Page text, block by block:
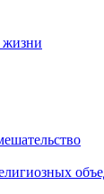
жизни